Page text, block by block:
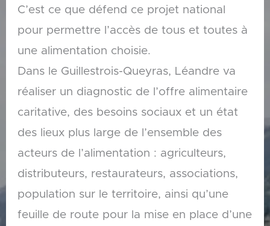
C’est ce que défend ce projet national
pour permettre l’accès de tous et toutes à
une alimentation choisie.
Dans le Guillestrois-Queyras, Léandre va
réaliser un diagnostic de l’offre alimentaire
caritative, des besoins sociaux et un état
des lieux plus large de l’ensemble des
acteurs de l’alimentation : agriculteurs,
distributeurs, restaurateurs, associations,
population sur le territoire, ainsi qu’une
feuille de route pour la mise en place d’une